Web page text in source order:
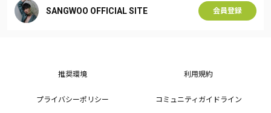
SANGWOO OFFICIAL SITE 会員登録
推奨環境 利用規約
プライバシーポリシー コミュニティガイドライン